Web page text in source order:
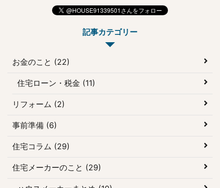
坪単価や実例まで詳しく
解説していきます。 複
数社ハウスメーカーから
見積もり」を取り寄せた
提供を受けることができ
した住まいづくりを行っ
ています。 木の魅力を最
大限に活かしたデザイン
している木造注文住宅を
記事カテゴリー
お金のこと (22)
住宅ローン・税金 (11)
リフォーム (2)
事前準備 (6)
住宅コラム (29)
住宅メーカーのこと (29)